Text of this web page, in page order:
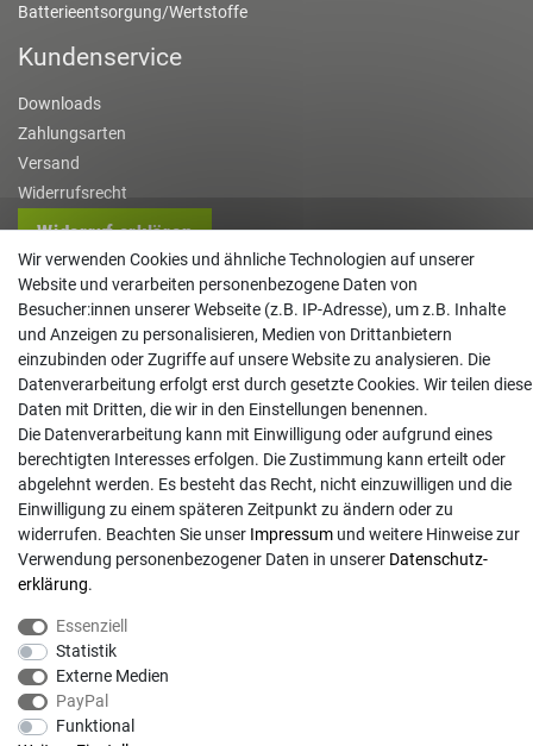
Batterieentsorgung/Wertstoffe
Kundenservice
Downloads
Zahlungsarten
Versand
Widerrufsrecht
Widerruf erklären
Kontakt
info@gartentechnik-hansen.de
0481 8565-0
Mo. - Do. 08:00 - 17:00 | Fr. 8:00 - 15:00
Anrufe aus dem dt. Festnetz zum Ortstarif, Preise aus dem Mobilfunknetz ggf.
abweichend (abhängig vom Provider).
© Copyright 2026 | Alle Rechte vorbehalten. - Gartentechnik Hansen | Realisation
Wir verwenden Cookies und ähnliche Technologien auf unserer
Website und verarbeiten personenbezogene Daten von
Besucher:innen unserer Webseite (z.B. IP-Adresse), um z.B. Inhalte
und Anzeigen zu personalisieren, Medien von Drittanbietern
einzubinden oder Zugriffe auf unsere Website zu analysieren. Die
Datenverarbeitung erfolgt erst durch gesetzte Cookies. Wir teilen diese
Daten mit Dritten, die wir in den Einstellungen benennen.
Die Datenverarbeitung kann mit Einwilligung oder aufgrund eines
berechtigten Interesses erfolgen. Die Zustimmung kann erteilt oder
abgelehnt werden. Es besteht das Recht, nicht einzuwilligen und die
Einwilligung zu einem späteren Zeitpunkt zu ändern oder zu
widerrufen. Beachten Sie unser Impressum und weitere Hinweise zur
Verwendung personenbezogener Daten in unserer Daten­schutz­
erklärung.
Essenziell
Statistik
Externe Medien
PayPal
Funktional